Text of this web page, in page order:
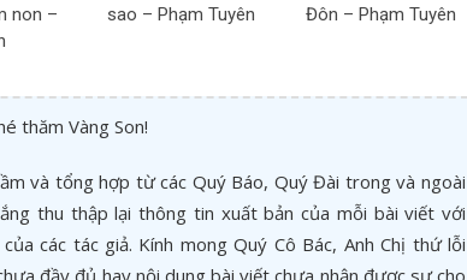
non –
sao – Phạm Tuyên
Đôn – Phạm Tuyên
thăm Vàng Son!
và tổng hợp từ các Quý Báo, Quý Đài trong và ngoài
thu thập lại thông tin xuất bản của mỗi bài viết với
các tác giả. Kính mong Quý Cô Bác, Anh Chị thứ lỗi
đầy đủ hay nội dung bài viết chưa nhận được sự cho